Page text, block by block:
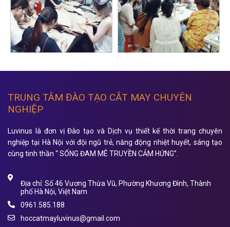
TRUNG TÂM ĐÀO TẠO CẮT MAY CHUYÊN
NGHIỆP
Luvinus là đơn vị Đào tạo và Dịch vụ thiết kế thời trang chuyên
nghiệp tại Hà Nội với đội ngũ trẻ, năng động nhiệt huyết, sáng tạo
cùng tinh thần “ SỐNG ĐAM MÊ TRUYỀN CẢM HỨNG”.
Địa chỉ: Số 46 Vương Thừa Vũ, Phường Khương Đình, Thành
phố Hà Nội, Việt Nam
0961.585.188
hoccatmayluvinus@gmail.com